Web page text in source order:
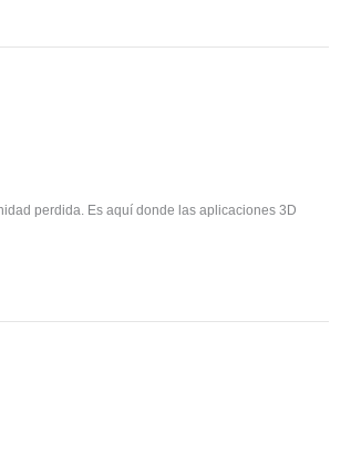
perdida. Es aquí donde las aplicaciones 3D